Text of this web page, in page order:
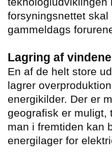
forsyningsnettet
gammeldags
Lagring af
En af de helt store
lagrer
energikilder. Der er
geografisk er muligt,
man i fremtiden kan
energilager for